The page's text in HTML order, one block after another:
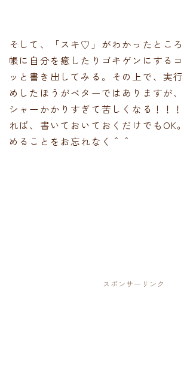
そして、「スキ♡」がわかったとこ
帳に自分を癒したりゴキゲンにする
ッと書き出してみる。その上で、実
めしたほうがベターではありますが
シャーかかりすぎて苦しくなる！！
れば、書いておいておくだけでもOK
めることをお忘れなく＾＾
スポンサーリンク